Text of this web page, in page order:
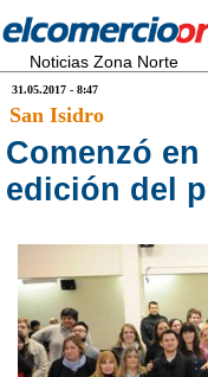
Noticias Zona Norte
31.05.2017 - 8:47
San Isidro
Comenzó
edición del